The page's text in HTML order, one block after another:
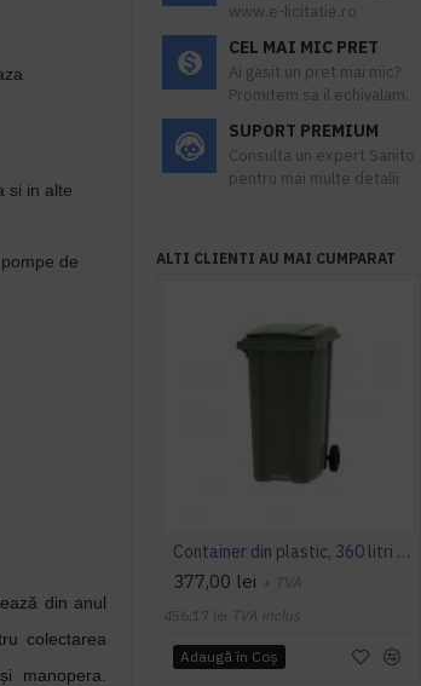
si in alte
de
din anul
colectarea
manopera.
www.e-licitatie.ro
CEL MAI MIC PRET
Ai gasit un pret mai mic?
Promitem sa il echivalam.
SUPORT PREMIUM
Consulta un expert Sanito
pentru mai multe detalii
ALTI CLIENTI AU MAI CUMPARAT
Container din plastic, 360 litri verde transport inclus
377,00 lei + TVA
456,17 lei TVA inclus
Adaugă în Coş